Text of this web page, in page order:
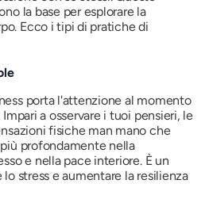
la base per esplorare la
Ecco i tipi di pratiche di
porta l'attenzione al momento
a osservare i tuoi pensieri, le
fisiche man mano che
profondamente nella
e nella pace interiore. È un
stress e aumentare la resilienza